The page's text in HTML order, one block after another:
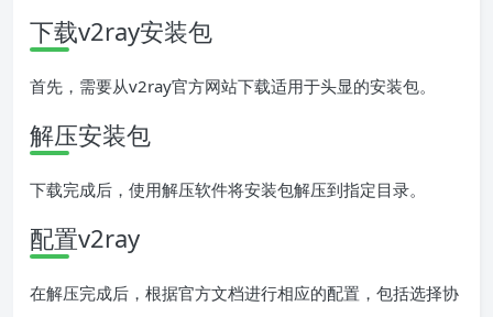
下载v2ray安装包
首先，需要从v2ray官方网站下载适用于头显的安装包。
解压安装包
下载完成后，使用解压软件将安装包解压到指定目录。
配置v2ray
在解压完成后，根据官方文档进行相应的配置，包括选择协